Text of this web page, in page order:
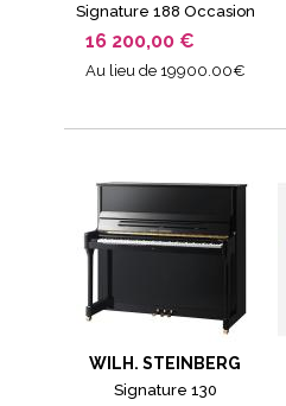
Signature 188 Occasion
16 200,00 €
Au lieu de 19900.00€
WILH. STEINBERG
Signature 130